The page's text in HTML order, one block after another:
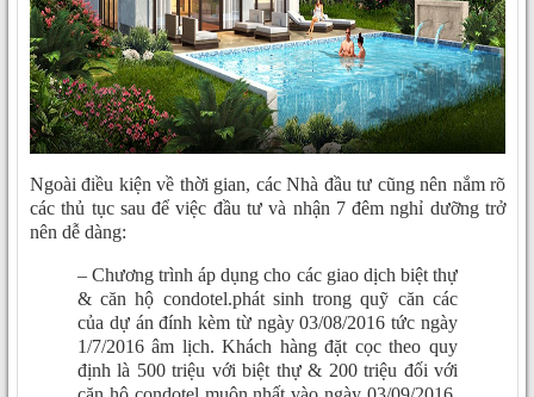
Ngoài điều kiện về thời gian, các Nhà đầu tư cũng nên nắm rõ
các thủ tục sau để việc đầu tư và nhận 7 đêm nghỉ dưỡng trở
nên dễ dàng:
– Chương trình áp dụng cho các giao dịch biệt thự
& căn hộ condotel.phát sinh trong quỹ căn các
của dự án đính kèm từ ngày 03/08/2016 tức ngày
1/7/2016 âm lịch. Khách hàng đặt cọc theo quy
định là 500 triệu với biệt thự & 200 triệu đối với